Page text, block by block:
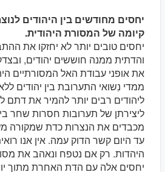
יחסים מחודשים בין היהודים
קיומה של המסורת היהודית.
יחסים טובים יותר לא יחזקו את
והדתית ממנה חוששים יהודים,
את אופני עבודת האל המסורתיים
ממדי נִשואי התערובת בין יהודים
ליהודים רבים יותר להמיר את דתם
ליצירתן של תערובות חסרות שחר
מכבדים את הנצרות כדת שמקורה
עד היום קשר הדוק עמה. אין אנו
היהדות. רק אם נטפח ונאהב את
יחסים אלה עם הדת האחרת מתוך